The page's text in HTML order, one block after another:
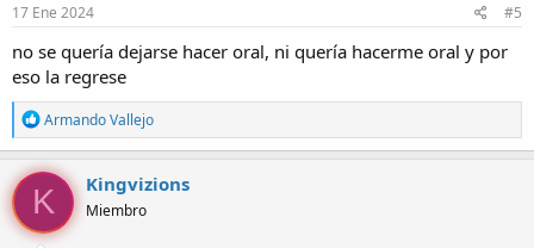
17 Ene 2024 #5
no se quería dejarse hacer oral, ni quería hacerme oral y por
eso la regrese
R
e
a
c
c
i
o
Armando Vallejo
K Kingvizions
Miembro